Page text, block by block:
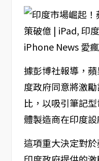
據彭博社報導，
度政府同意將激
比，以吸引筆記
體製造商在印度設
這項重大決定對